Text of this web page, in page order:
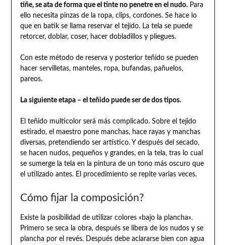
tiñe, se ata de forma que el tinte no penetre en el nudo.Para
ello necesita pinzas de la ropa, clips, cordones. Se hace lo
que en batik se llama reservar el tejido. La tela se puede
retorcer, doblar, coser, hacer dobladillos y pliegues.
Con este método de reserva y posterior teñido se pueden
hacer servilletas, manteles, ropa, bufandas, pañuelos,
pareos.
La siguiente etapa – el teñido puede ser de dos tipos.
El teñido multicolor será más complicado. Sobre el tejido
estirado, el maestro pone manchas, hace rayas y manchas
diversas, pretendiendo ser artístico. Y después del secado,
se hacen nudos, pequeños y grandes, en la tela, tras lo cual
se sumerge la tela en la pintura de un tono más oscuro que
el utilizado antes. El procedimiento se repite varias veces.
Cómo fijar la composición?
Existe la posibilidad de utilizar colores «bajo la plancha».
Primero se seca la obra, después se libera de los nudos y se
plancha por el revés. Después debe aclararse bien con agua